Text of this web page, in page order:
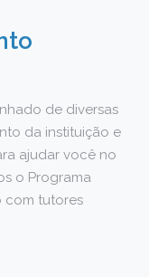
de diversas
da instituição e
ajudar você no
o Programa
com tutores